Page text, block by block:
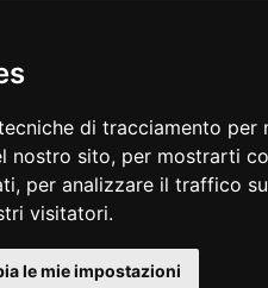
di tracciamento per
nostro sito, per mostrarti
per analizzare il traffico
visitatori.
le mie impostazioni
Privacy e Cookie
Area Riservata
© 2019 - SDSGrafica